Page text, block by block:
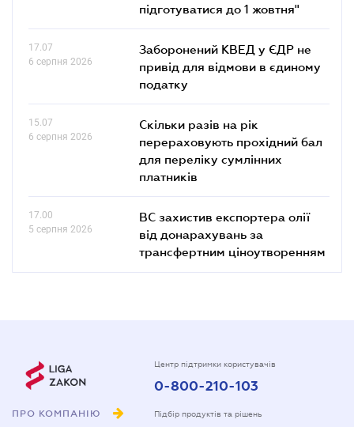
підготуватися до 1 жовтня"
17.07
6 серпня 2026
Заборонений КВЕД у ЄДР не
привід для відмови в єдиному
податку
15.07
6 серпня 2026
Скільки разів на рік
перераховують прохідний бал
для переліку сумлінних
платників
17.00
5 серпня 2026
ВС захистив експортера олії
від донарахувань за
трансфертним ціноутворенням
ПРО КОМПАНІЮ
Центр підтримки користувачів
0-800-210-103
Підбір продуктів та рішень